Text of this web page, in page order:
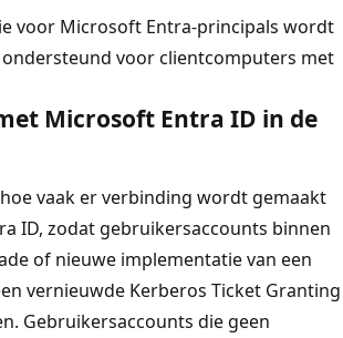
voor Microsoft Entra-principals wordt
voor clientcomputers met
Microsoft Entra ID in de
vaak er verbinding wordt gemaakt
ID, zodat gebruikersaccounts binnen
of nieuwe implementatie van een
vernieuwde Kerberos Ticket Granting
Gebruikersaccounts die geen